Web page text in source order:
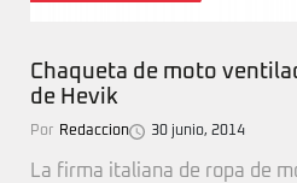
Chaqueta de moto
de Hevik
Por Redaccion 30 junio, 2014
La firma italiana de ropa de